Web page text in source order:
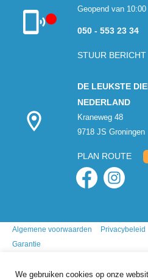
We gebruiken cookies op onze
Klantenservice
Geopend van
050 - 553 23 34
STUUR BERICHT
DE LEUKSTE
NEDERLAND
Kraneweg 48
9718 JS Groningen
PLAN ROUTE
Algemene voorwaarden Privacybeleid
Garantie